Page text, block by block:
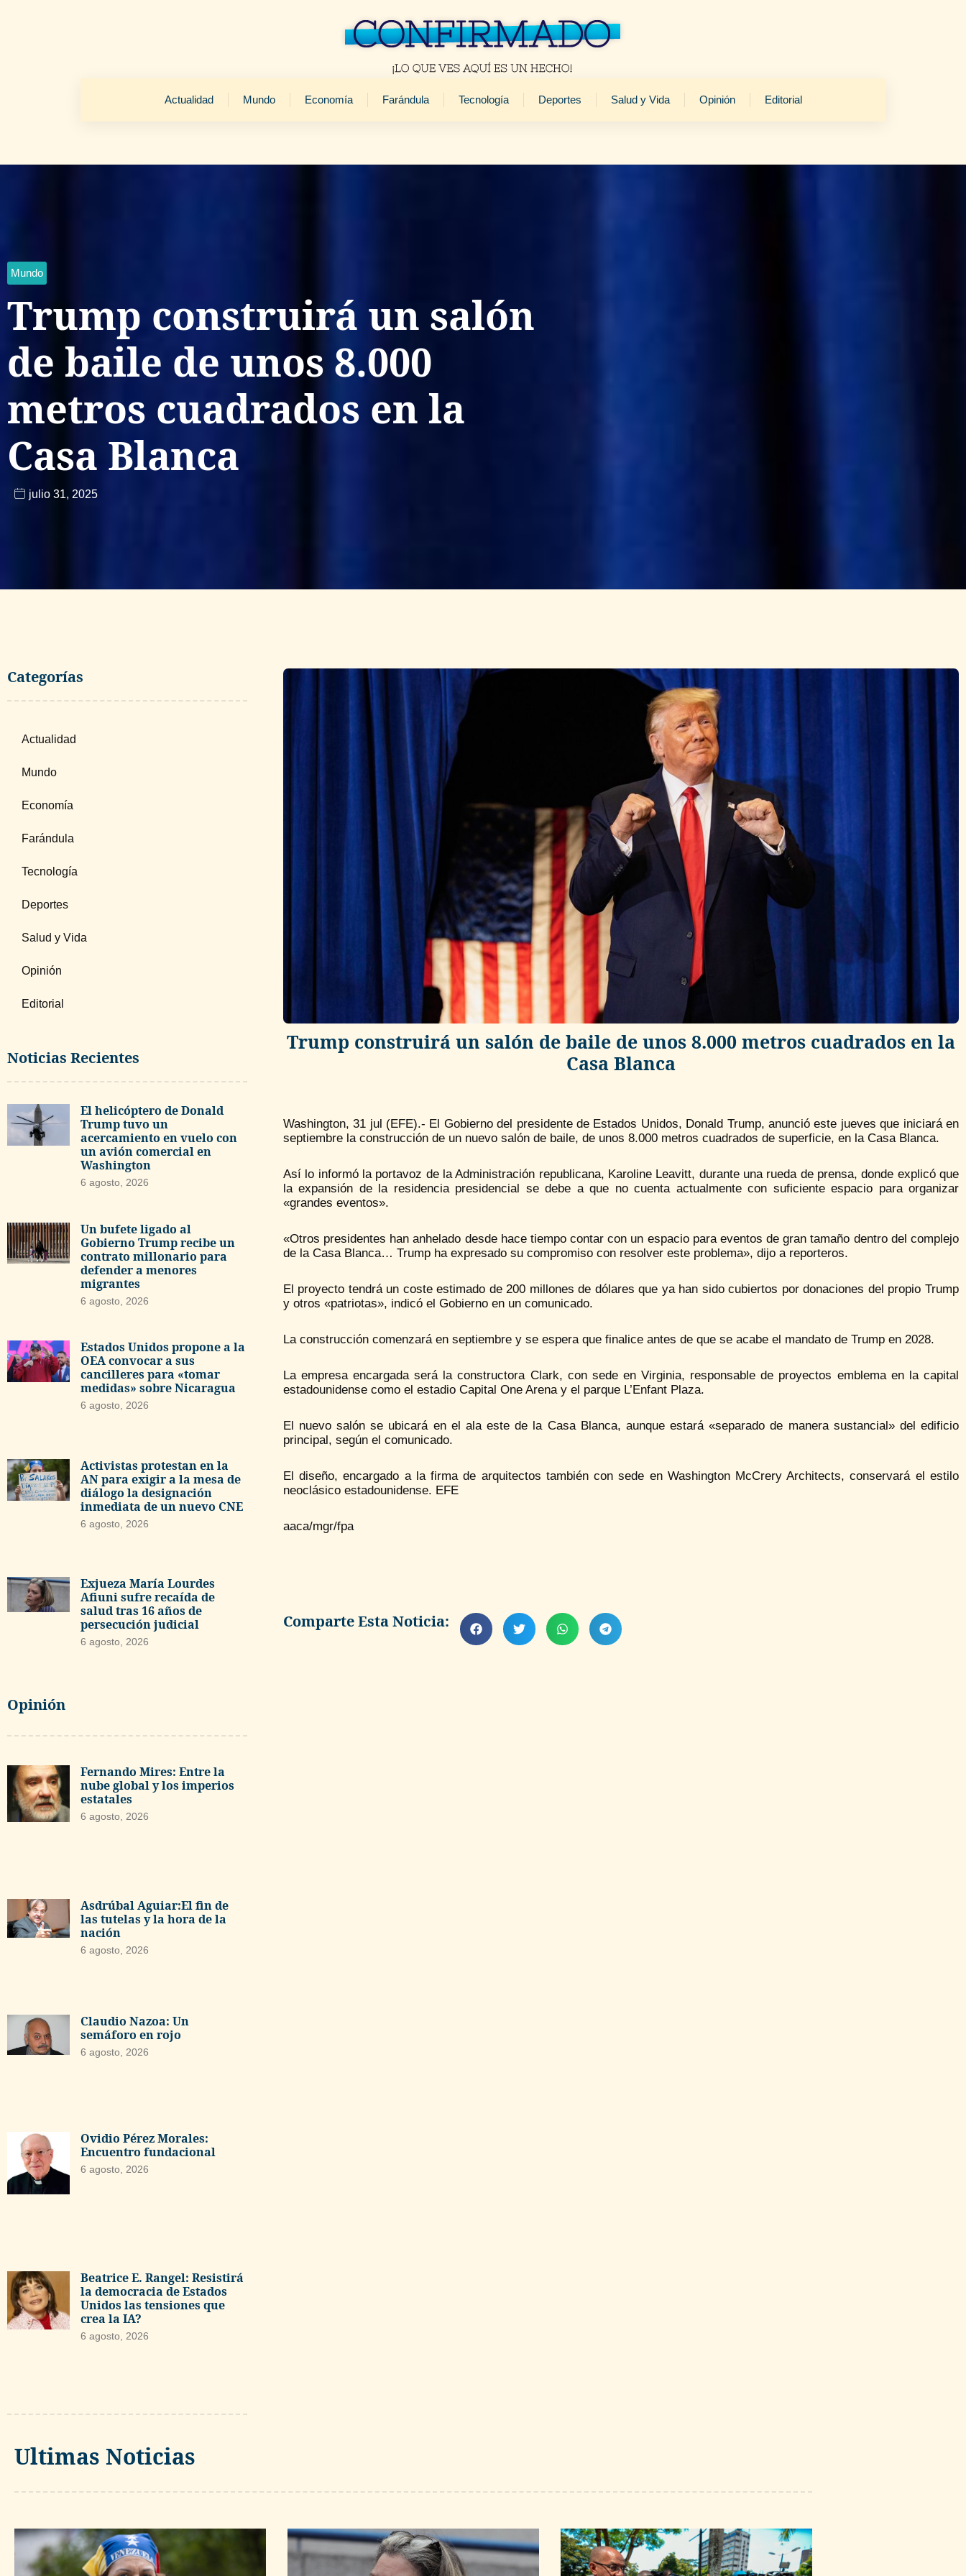
Actualidad Mundo Economía Farándula Tecnología Deportes Salud y Vida Opinión Editorial
Mundo
Trump construirá un salón
de baile de unos 8.000
metros cuadrados en la
Casa Blanca
julio 31, 2025
Categorías
Actualidad
Mundo
Economía
Farándula
Tecnología
Deportes
Salud y Vida
Opinión
Editorial
Noticias Recientes
El helicóptero de Donald
Trump tuvo un
acercamiento en vuelo con
un avión comercial en
Washington
6 agosto, 2026
Un bufete ligado al
Gobierno Trump recibe un
contrato millonario para
defender a menores
migrantes
6 agosto, 2026
Estados Unidos propone a la
OEA convocar a sus
cancilleres para «tomar
medidas» sobre Nicaragua
6 agosto, 2026
Activistas protestan en la
AN para exigir a la mesa de
diálogo la designación
inmediata de un nuevo CNE
6 agosto, 2026
Exjueza María Lourdes
Afiuni sufre recaída de
salud tras 16 años de
persecución judicial
6 agosto, 2026
Opinión
Fernando Mires: Entre la
nube global y los imperios
estatales
6 agosto, 2026
Asdrúbal Aguiar:El fin de
las tutelas y la hora de la
nación
6 agosto, 2026
Claudio Nazoa: Un
semáforo en rojo
6 agosto, 2026
Ovidio Pérez Morales:
Encuentro fundacional
6 agosto, 2026
Beatrice E. Rangel: Resistirá
la democracia de Estados
Unidos las tensiones que
crea la IA?
6 agosto, 2026
Trump construirá un salón de baile de unos 8.000 metros cuadrados en la
Casa Blanca
Washington, 31 jul (EFE).- El Gobierno del presidente de Estados Unidos, Donald Trump, anunció este jueves que iniciará en
septiembre la construcción de un nuevo salón de baile, de unos 8.000 metros cuadrados de superficie, en la Casa Blanca.
Así lo informó la portavoz de la Administración republicana, Karoline Leavitt, durante una rueda de prensa, donde explicó que
la expansión de la residencia presidencial se debe a que no cuenta actualmente con suficiente espacio para organizar
«grandes eventos».
«Otros presidentes han anhelado desde hace tiempo contar con un espacio para eventos de gran tamaño dentro del complejo
de la Casa Blanca… Trump ha expresado su compromiso con resolver este problema», dijo a reporteros.
El proyecto tendrá un coste estimado de 200 millones de dólares que ya han sido cubiertos por donaciones del propio Trump
y otros «patriotas», indicó el Gobierno en un comunicado.
La construcción comenzará en septiembre y se espera que finalice antes de que se acabe el mandato de Trump en 2028.
La empresa encargada será la constructora Clark, con sede en Virginia, responsable de proyectos emblema en la capital
estadounidense como el estadio Capital One Arena y el parque L’Enfant Plaza.
El nuevo salón se ubicará en el ala este de la Casa Blanca, aunque estará «separado de manera sustancial» del edificio
principal, según el comunicado.
El diseño, encargado a la firma de arquitectos también con sede en Washington McCrery Architects, conservará el estilo
neoclásico estadounidense. EFE
aaca/mgr/fpa
Comparte Esta Noticia:
Ultimas Noticias